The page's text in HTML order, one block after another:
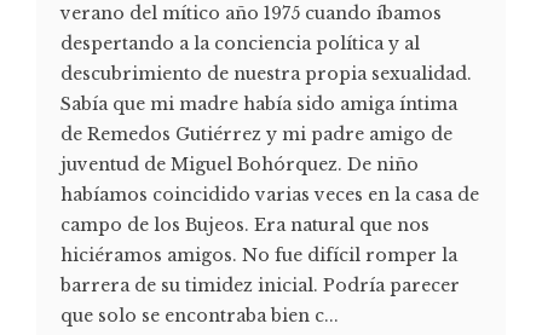
verano del mítico año 1975 cuando íbamos
despertando a la conciencia política y al
descubrimiento de nuestra propia sexualidad.
Sabía que mi madre había sido amiga íntima
de Remedos Gutiérrez y mi padre amigo de
juventud de Miguel Bohórquez. De niño
habíamos coincidido varias veces en la casa de
campo de los Bujeos. Era natural que nos
hiciéramos amigos. No fue difícil romper la
barrera de su timidez inicial. Podría parecer
que solo se encontraba bien c...